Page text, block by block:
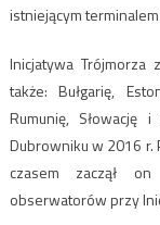
istniejącym
Inicjatywa
także: Bułgarię,
Rumunię, Słowację
Dubrowniku w 2016 r.
czasem zaczął
obserwatorów przy